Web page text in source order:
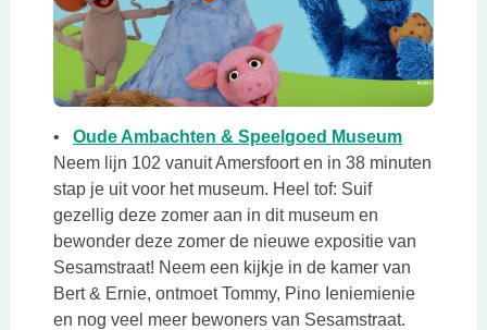
• Oude Ambachten & Speelgoed MuseumDeze link
Neem lijn 102 vanuit Amersfoort en in 38 minuten
stap je uit voor het museum. Heel tof: Suif
gezellig deze zomer aan in dit museum en
bewonder deze zomer de nieuwe expositie van
Sesamstraat! Neem een kijkje in de kamer van
Bert & Ernie, ontmoet Tommy, Pino Ieniemienie
en nog veel meer bewoners van Sesamstraat.